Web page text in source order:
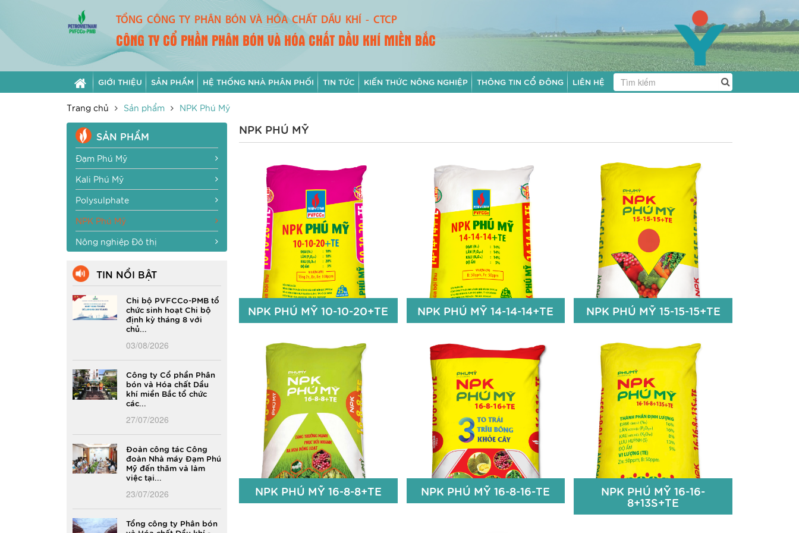
TỔNG CÔNG TY PHÂN BÓN VÀ HÓA CHẤT DẦU KHÍ - CTCP
CÔNG TY CỔ PHẦN PHÂN BÓN VÀ HÓA CHẤT DẦU KHÍ MIỀN BẮC
GIỚI THIỆU SẢN PHẨM HỆ THỐNG NHÀ PHÂN PHỐI TIN TỨC KIẾN THỨC NÔNG NGHIỆP THÔNG TIN CỔ ĐÔNG LIÊN HỆ
Trang chủ Sản phẩm NPK Phú Mỹ
SẢN PHẨM
Đạm Phú Mỹ
Kali Phú Mỹ
Polysulphate
NPK Phú Mỹ
Nông nghiệp Đô thị
TIN NỔI BẬT
Chi bộ PVFCCo-PMB tổ
chức sinh hoạt Chi bộ
định kỳ tháng 8 với
chủ...
03/08/2026
Công ty Cổ phần Phân
bón và Hóa chất Dầu
khí miền Bắc tổ chức
các...
27/07/2026
Đoàn công tác Công
đoàn Nhà máy Đạm Phú
Mỹ đến thăm và làm
việc tại...
23/07/2026
Tổng công ty Phân bón
NPK PHÚ MỸ
NPK PHÚ MỸ 10-10-20+TE
NPK PHÚ MỸ 10-10-20+TE
10% N
10% P2O5
20% K2O
Zn+Fe+Bo: 100 ppm
Chi tiết
NPK PHÚ MỸ 14-14-14+TE
NPK PHÚ MỸ 14-14-14+TE
14% N
14% P2O5
14% K2O
Fe: 50ppm; Bo: 50ppm
Chi tiết
NPK PHÚ MỸ 15-15-15+TE
NPK PHÚ MỸ 15-15-15+TE
15% N
15% P2O5
15% K2O
Zn: 50 ppm; Bo: 50 ppm
Chi tiết
NPK PHÚ MỸ 16-8-8+TE NPK PHÚ MỸ 16-8-16-TE NPK PHÚ MỸ 16-16-
8+13S+TE